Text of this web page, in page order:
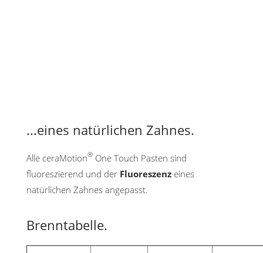
...eines natürlichen Zahnes.
Alle ceraMotion® One Touch Pasten sind
fluoreszierend und der Fluoreszenz eines
natürlichen Zahnes angepasst.
Brenntabelle.